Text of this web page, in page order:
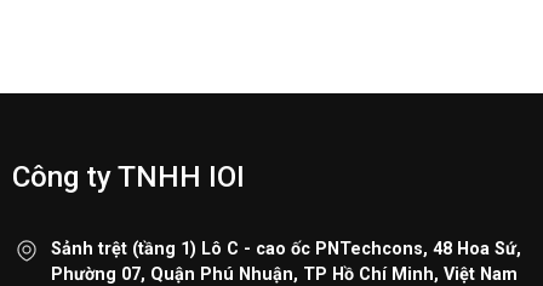
Công ty TNHH IOI
Sảnh trệt (tầng 1) Lô C - cao ốc PNTechcons, 48 Hoa Sứ,
Phường 07, Quận Phú Nhuận, TP Hồ Chí Minh, Việt Nam